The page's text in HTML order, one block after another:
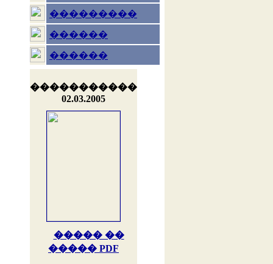
���������
������
������
�����������
02.03.2005
����� ��
����� PDF